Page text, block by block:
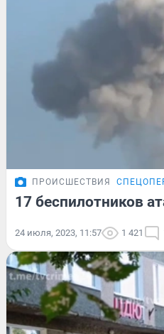
ПРОИСШЕСТВИЯ
17 беспилотников
24 июля, 2023, 11:57 1 421